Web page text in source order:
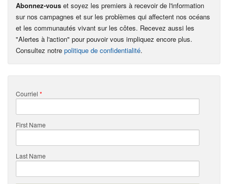
Abonnez-vous et soyez les premiers à recevoir de l'information
sur nos campagnes et sur les problèmes qui affectent nos océans
et les communautés vivant sur les côtes. Recevez aussi les
"Alertes à l'action" pour pouvoir vous impliquez encore plus.
Consultez notre politique de confidentialité.
Courriel *
First Name
Last Name